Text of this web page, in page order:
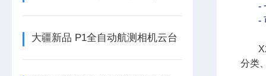
大疆新品 P1全自动航测相机云台
-
-
分类